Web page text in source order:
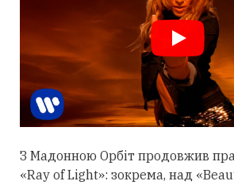
З Мадонною Орбіт продовжив
«Ray of Light»: зокрема, над